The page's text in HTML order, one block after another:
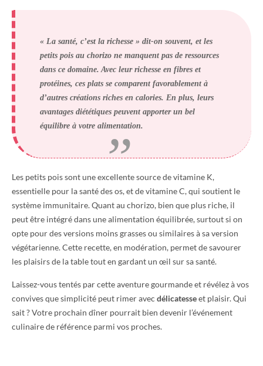
« La santé, c’est la richesse » dit-on souvent, et les
petits pois au chorizo ne manquent pas de ressources
dans ce domaine. Avec leur richesse en fibres et
protéines, ces plats se comparent favorablement à
d’autres créations riches en calories. En plus, leurs
avantages diététiques peuvent apporter un bel
équilibre à votre alimentation.
Les petits pois sont une excellente source de vitamine K,
essentielle pour la santé des os, et de vitamine C, qui soutient le
système immunitaire. Quant au chorizo, bien que plus riche, il
peut être intégré dans une alimentation équilibrée, surtout si on
opte pour des versions moins grasses ou similaires à sa version
végétarienne. Cette recette, en modération, permet de savourer
les plaisirs de la table tout en gardant un œil sur sa santé.
Laissez-vous tentés par cette aventure gourmande et révélez à vos
convives que simplicité peut rimer avec délicatesseet plaisir. Qui
sait ? Votre prochain dîner pourrait bien devenir l’événement
culinaire de référence parmi vos proches.